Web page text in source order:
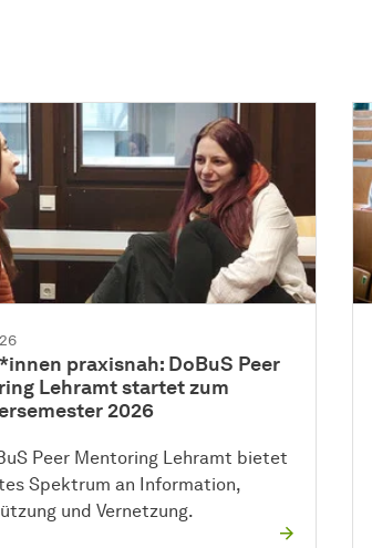
praxisnah: DoBuS Peer
Lehramt startet zum
2026
Peer Mentoring Lehramt bietet
Spektrum an Information,
und Vernetzung.